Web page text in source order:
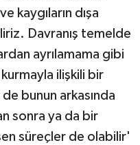
kaygıların dışa
Davranış temelde
ayrılamama gibi
ilişkili bir
bunun arkasında
sonra ya da bir
süreçler de olabilir'